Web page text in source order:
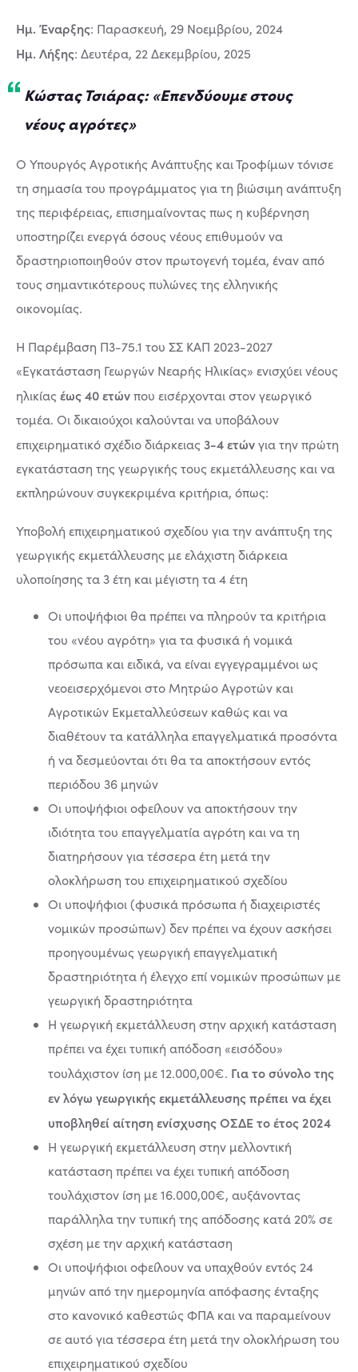
Ημ. Έναρξης: Παρασκευή, 29 Νοεμβρίου, 2024
Ημ. Λήξης: Δευτέρα, 22 Δεκεμβρίου, 2025
Κώστας Τσιάρας: «Επενδύουμε στους
νέους αγρότες»
Ο Υπουργός Αγροτικής Ανάπτυξης και Τροφίμων τόνισε
τη σημασία του προγράμματος για τη βιώσιμη ανάπτυξη
της περιφέρειας, επισημαίνοντας πως η κυβέρνηση
υποστηρίζει ενεργά όσους νέους επιθυμούν να
δραστηριοποιηθούν στον πρωτογενή τομέα, έναν από
τους σημαντικότερους πυλώνες της ελληνικής
οικονομίας.
Η Παρέμβαση Π3-75.1 του ΣΣ ΚΑΠ 2023-2027
«Εγκατάσταση Γεωργών Νεαρής Ηλικίας» ενισχύει νέους
ηλικίαςέως 40 ετώνπου εισέρχονται στον γεωργικό
τομέα. Οι δικαιούχοι καλούνται να υποβάλουν
επιχειρηματικό σχέδιο διάρκειας3-4 ετώνγια την πρώτη
εγκατάσταση της γεωργικής τους εκμετάλλευσης και να
εκπληρώνουν συγκεκριμένα κριτήρια, όπως:
Υποβολή επιχειρηματικού σχεδίου για την ανάπτυξη της
γεωργικής εκμετάλλευσης με ελάχιστη διάρκεια
υλοποίησης τα 3 έτη και μέγιστη τα 4 έτη
Οι υποψήφιοι θα πρέπει να πληρούν τα κριτήρια
του «νέου αγρότη» για τα φυσικά ή νομικά
πρόσωπα και ειδικά, να είναι εγγεγραμμένοι ως
νεοεισερχόμενοι στο Μητρώο Αγροτών και
Αγροτικών Εκμεταλλεύσεων καθώς και να
διαθέτουν τα κατάλληλα επαγγελματικά προσόντα
ή να δεσμεύονται ότι θα τα αποκτήσουν εντός
περιόδου 36 μηνών
Οι υποψήφιοι οφείλουν να αποκτήσουν την
ιδιότητα του επαγγελματία αγρότη και να τη
διατηρήσουν για τέσσερα έτη μετά την
ολοκλήρωση του επιχειρηματικού σχεδίου
Οι υποψήφιοι (φυσικά πρόσωπα ή διαχειριστές
νομικών προσώπων) δεν πρέπει να έχουν ασκήσει
προηγουμένως γεωργική επαγγελματική
δραστηριότητα ή έλεγχο επί νομικών προσώπων με
γεωργική δραστηριότητα
Η γεωργική εκμετάλλευση στην αρχική κατάσταση
πρέπει να έχει τυπική απόδοση «εισόδου»
τουλάχιστον ίση με 12.000,00€. Για το σύνολο της
εν λόγω γεωργικής εκμετάλλευσης πρέπει να έχει
υποβληθεί αίτηση ενίσχυσης ΟΣΔΕ το έτος 2024
Η γεωργική εκμετάλλευση στην μελλοντική
κατάσταση πρέπει να έχει τυπική απόδοση
τουλάχιστον ίση με 16.000,00€, αυξάνοντας
παράλληλα την τυπική της απόδοσης κατά 20% σε
σχέση με την αρχική κατάσταση
Οι υποψήφιοι οφείλουν να υπαχθούν εντός 24
μηνών από την ημερομηνία απόφασης ένταξης
στο κανονικό καθεστώς ΦΠΑ και να παραμείνουν
σε αυτό για τέσσερα έτη μετά την ολοκλήρωση του
επιχειρηματικού σχεδίου